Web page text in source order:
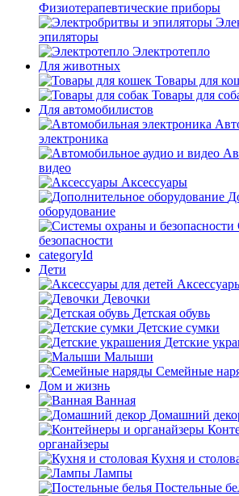
Физиотерапевтические приборы
эпиляторы
Электротепло
Для животных
Товары для
Товары для
Для автомобилистов
электроника
видео
Аксессуары
оборудование
безопасности
categoryId
Дети
Девочки
Детская обувь
Детские сумки
Детские
Малыши
Семейные
Дом и жизнь
Ванная
Домашний
органайзеры
Кухня и
Лампы
Постельные